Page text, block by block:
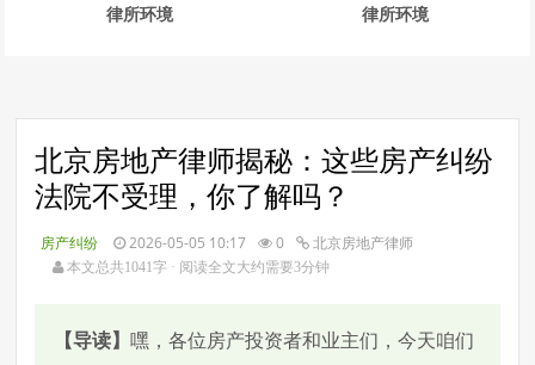
律所环境 律所环境
北京房地产律师揭秘：这些房产纠纷
法院不受理，你了解吗？
房产纠纷 2026-05-05 10:17 0 北京房地产律师
本文总共1041字 · 阅读全文大约需要3分钟
【导读】 嘿，各位房产投资者和业主们，今天咱们